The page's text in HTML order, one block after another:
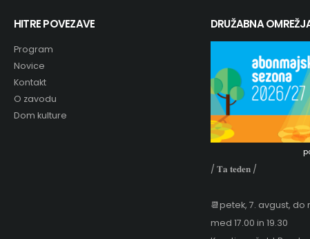
HITRE POVEZAVE
Program
Novice
Kontakt
O zavodu
Dom kulture
DRUŽABNA
/ 𝐓𝐚 𝐭𝐞𝐝𝐞𝐧 /
📆petek, 7. avgust, do
med 17.00 in 19.30